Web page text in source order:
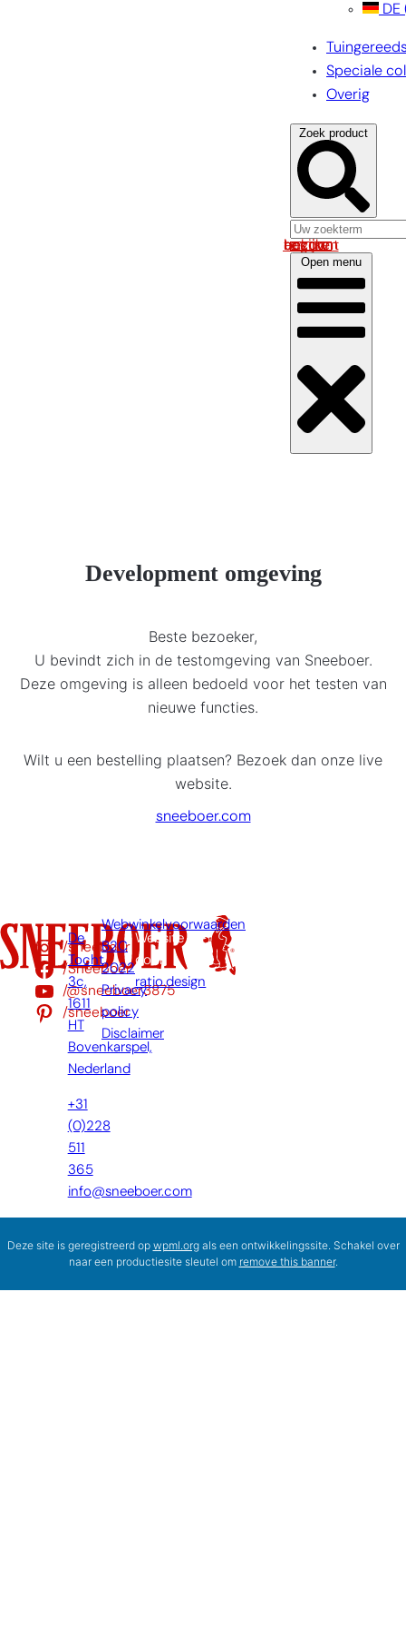
DE
Speciale
Overig
Zoek product
Log in om uw account te bekijken
Open menu
Development omgeving
Beste bezoeker,
U bevindt zich in de testomgeving van Sneeboer.
Deze omgeving is alleen bedoeld voor het testen van
nieuwe functies.
Wilt u een bestelling plaatsen? Bezoek dan onze live
website.
sneeboer.com
/sneeboer
/Sneeboer
/@sneeboer3875
/sneeboer
De
Tocht
3c,
1611
HT
Bovenkarspel,
Nederland
+31
(0)228
511
365
info@sneeboer.com
Webwinkelvoorwaarden
B2C
2022
Privacy
policy
Disclaimer
Website
door:
ratio.design
Deze site is geregistreerd op wpml.orgals een ontwikkelingssite. Schakel over
naar een productiesite sleutel om remove this banner.